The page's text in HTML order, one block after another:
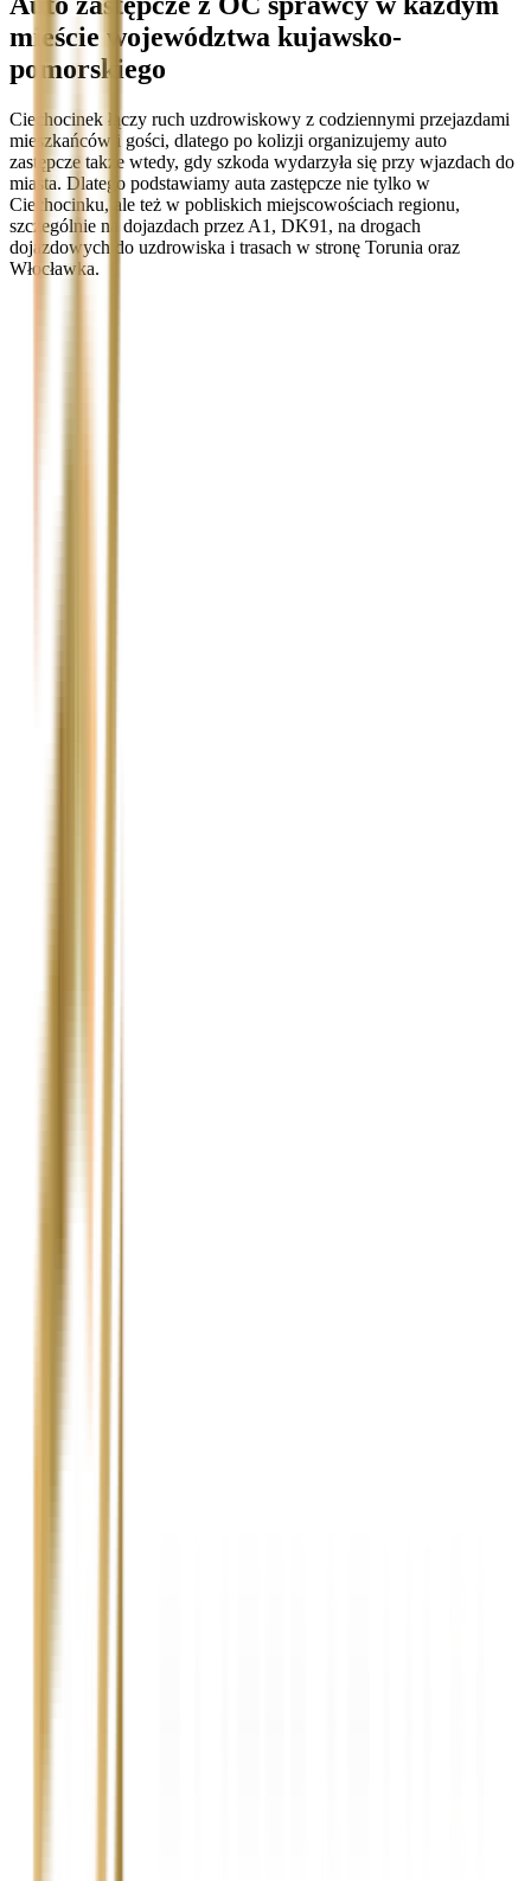
mieście województwa kujawsko-
pomorskiego
Ciechocinek łączy ruch uzdrowiskowy z codziennymi przejazdami
mieszkańców i gości, dlatego po kolizji organizujemy auto
zastępcze także wtedy, gdy szkoda wydarzyła się przy wjazdach do
miasta. Dlatego podstawiamy auta zastępcze nie tylko w
Ciechocinku, ale też w pobliskich miejscowościach regionu,
szczególnie na dojazdach przez A1, DK91, na drogach
dojazdowych do uzdrowiska i trasach w stronę Torunia oraz
Włocławka.